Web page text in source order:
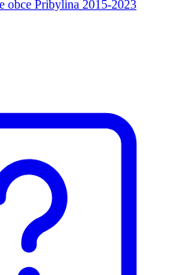
obce Pribylina 2015-2023